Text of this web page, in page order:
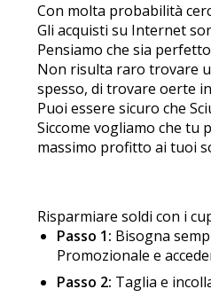
Con molta probabilità
Gli acquisti su Internet
Pensiamo che sia
Non risulta raro trovare
spesso, di trovare offerte
Puoi essere sicuro che
Siccome vogliamo che tu
massimo profitto ai tuoi
Risparmiare soldi con i
Passo 1: Bisogna
Promozionale e
Passo 2: Taglia e